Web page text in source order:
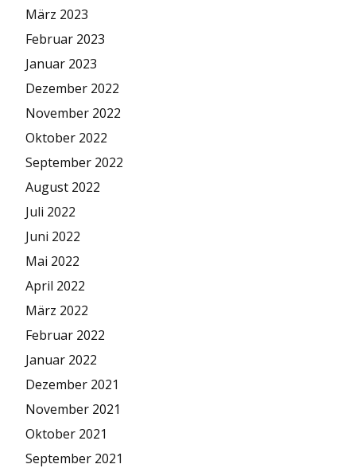
März 2023
Februar 2023
Januar 2023
Dezember 2022
November 2022
Oktober 2022
September 2022
August 2022
Juli 2022
Juni 2022
Mai 2022
April 2022
März 2022
Februar 2022
Januar 2022
Dezember 2021
November 2021
Oktober 2021
September 2021